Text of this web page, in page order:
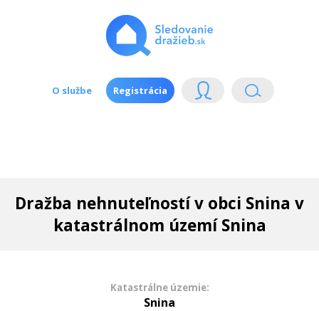
O službe Registrácia
Dražba nehnuteľností v obci Snina v
katastrálnom území Snina
Katastrálne územie:
Snina